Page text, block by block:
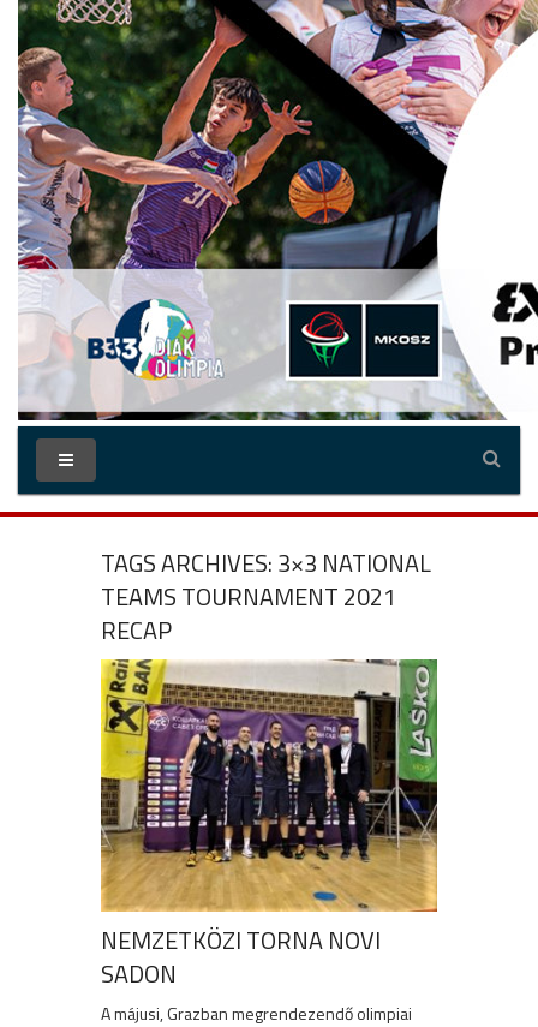
TAGS ARCHIVES: 3×3 NATIONAL
TEAMS TOURNAMENT 2021
RECAP
NEMZETKÖZI TORNA NOVI
SADON
A májusi, Grazban megrendezendő olimpiai